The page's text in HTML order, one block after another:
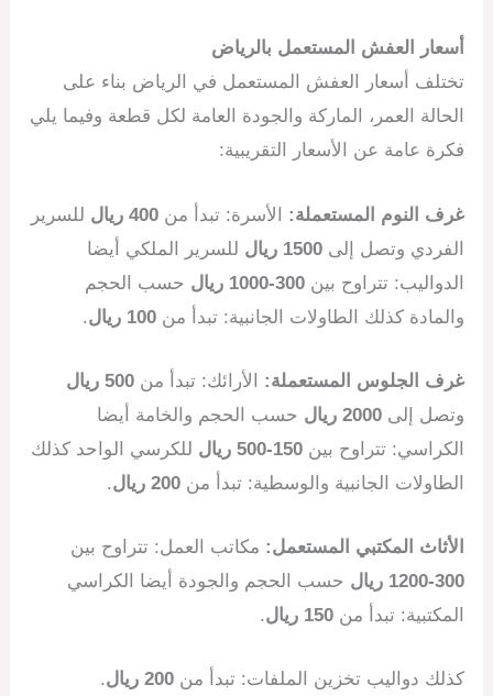
أسعار العفش المستعمل بالرياض
تختلف أسعار العفش المستعمل في الرياض بناء على
الحالة العمر، الماركة والجودة العامة لكل قطعة وفيما يلي
فكرة عامة عن الأسعار التقريبية:
غرف النوم المستعملة: الأسرة: تبدأ من400 ريال
للسرير
الفردي وتصل إلى1500 ريال
للسرير الملكي أيضا
الدواليب: تتراوح بين300-1000 ريال
حسب الحجم
والمادة كذلك الطاولات الجانبية: تبدأ من100 ريال .
غرف الجلوس المستعملة: الأرائك: تبدأ من500 ريال
وتصل إلى2000 ريال
حسب الحجم والخامة أيضا
الكراسي: تتراوح بين150-500 ريال
للكرسي الواحد كذلك
الطاولات الجانبية والوسطية: تبدأ من200 ريال .
الأثاث المكتبي المستعمل: مكاتب العمل: تتراوح بين
300-1200 ريال
حسب الحجم والجودة أيضا الكراسي
المكتبية: تبدأ من150 ريال .
كذلك دواليب تخزين الملفات: تبدأ من200 ريال .